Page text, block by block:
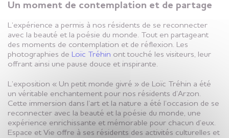
Un moment de contemplation et de partage
L’expérience a permis à nos résidents de se reconnecter
avec la beauté et la poésie du monde. Tout en partageant
des moments de contemplation et de réflexion. Les
photographies de Loïc Tréhin ont touché les visiteurs, leur
offrant ainsi une pause douce et inspirante.
L’exposition « Un petit monde givré » de Loïc Tréhin a été
un véritable enchantement pour nos résidents d’Arzon.
Cette immersion dans l’art et la nature a été l’occasion de se
reconnecter avec la beauté et la poésie du monde, une
expérience enrichissante et mémorable pour chacun d’eux.
Espace et Vie offre à ses résidents des activités culturelles et